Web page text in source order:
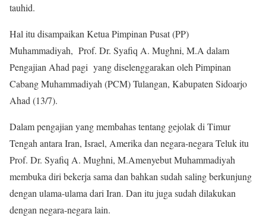
tauhid.
Hal itu disampaikan Ketua Pimpinan Pusat (PP)
Muhammadiyah, Prof. Dr. Syafiq A. Mughni, M.A dalam
Pengajian Ahad pagi yang diselenggarakan oleh Pimpinan
Cabang Muhammadiyah (PCM) Tulangan, Kabupaten Sidoarjo
Ahad (13/7).
Dalam pengajian yang membahas tentang gejolak di Timur
Tengah antara Iran, Israel, Amerika dan negara-negara Teluk itu
Prof. Dr. Syafiq A. Mughni, M.Amenyebut Muhammadiyah
membuka diri bekerja sama dan bahkan sudah saling berkunjung
dengan ulama-ulama dari Iran. Dan itu juga sudah dilakukan
dengan negara-negara lain.